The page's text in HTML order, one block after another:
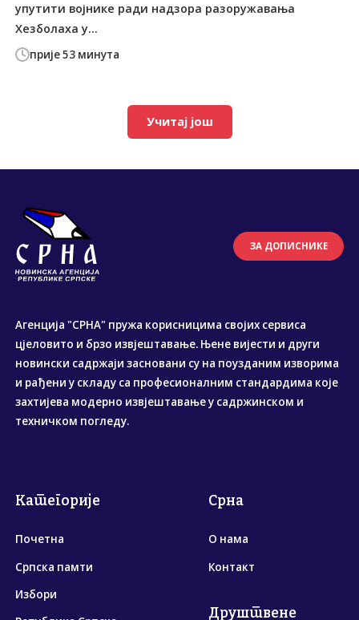
прије 53 минута
упутити војнике ради надзора разоружавања
Хезболаха у...
Учитај још
ЗА ДОПИСНИКЕ
Агенција "СРНА" пружа корисницима својих сервиса
цјеловито и брзо извјештавање. Њене вијести и други
новински садржаји засновани су на поузданим изворима
и рађени у складу са професионалним стандардима које
захтијева модерно извјештавање у садржинском и
техничком погледу.
Категорије
Почетна
Српска памти
Избори
Срна
О нама
Контакт
Друштвене